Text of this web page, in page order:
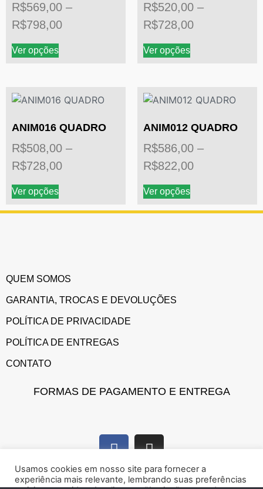
R$569,00 –
R$798,00
Ver opções
R$520,00 –
R$728,00
Ver opções
ANIM016 QUADRO
R$508,00 –
R$728,00
Ver opções
ANIM012 QUADRO
R$586,00 –
R$822,00
Ver opções
QUEM SOMOS
GARANTIA, TROCAS E DEVOLUÇÕES
POLÍTICA DE PRIVACIDADE
POLÍTICA DE ENTREGAS
CONTATO
FORMAS DE PAGAMENTO E ENTREGA
Usamos cookies em nosso site para fornecer a
experiência mais relevante, lembrando suas preferências